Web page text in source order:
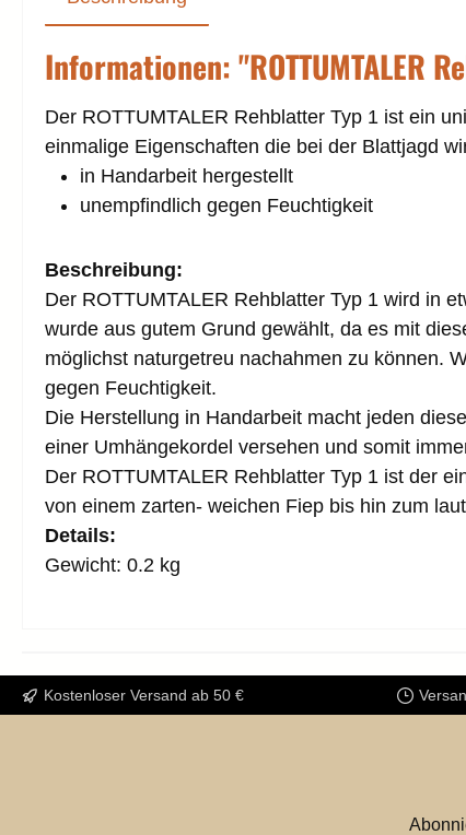
Informationen: "ROTTUMTALER
Der ROTTUMTALER Rehblatter Typ 1 ist ein
einmalige Eigenschaften die bei der Blattjagd
in Handarbeit hergestellt
unempfindlich gegen Feuchtigkeit
Beschreibung:
Der ROTTUMTALER Rehblatter Typ 1 wird in
wurde aus gutem Grund gewählt, da es mit
möglichst naturgetreu nachahmen zu können.
gegen Feuchtigkeit.
Die Herstellung in Handarbeit macht jeden
einer Umhängekordel versehen und somit
Der ROTTUMTALER Rehblatter Typ 1 ist der
von einem zarten- weichen Fiep bis hin zum
Details:
Gewicht: 0.2 kg
Kostenloser Versand ab 50 €